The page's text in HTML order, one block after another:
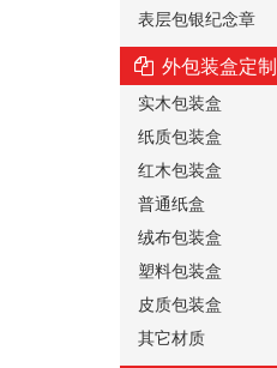
表层包银纪念章
外包装盒定制
实木包装盒
纸质包装盒
红木包装盒
普通纸盒
绒布包装盒
塑料包装盒
皮质包装盒
其它材质